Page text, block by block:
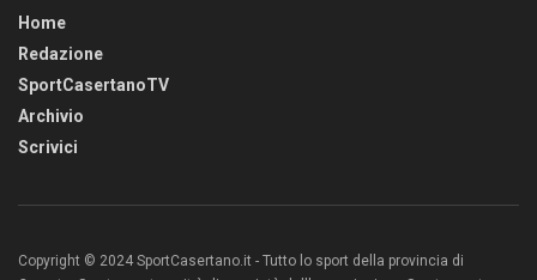
Home
Redazione
SportCasertanoTV
Archivio
Scrivici
Copyright © 2024 SportCasertano.it - Tutto lo sport della provincia di